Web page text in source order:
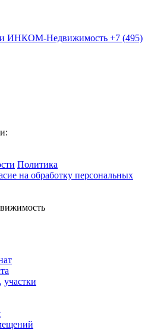
+7 (495)
Политика
на обработку персональных
участки